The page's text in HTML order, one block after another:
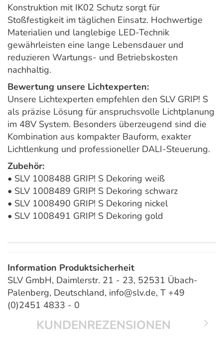
Konstruktion mit IK02 Schutz sorgt für
Stoßfestigkeit im täglichen Einsatz. Hochwertige
Materialien und langlebige LED-Technik
gewährleisten eine lange Lebensdauer und
reduzieren Wartungs- und Betriebskosten
nachhaltig.
Bewertung unsere Lichtexperten:
Unsere Lichtexperten empfehlen den SLV GRIP! S
als präzise Lösung für anspruchsvolle Lichtplanung
im 48V System. Besonders überzeugend sind die
Kombination aus kompakter Bauform, exakter
Lichtlenkung und professioneller DALI-Steuerung.
Zubehör:
• SLV 1008488 GRIP! S Dekoring weiß
• SLV 1008489 GRIP! S Dekoring schwarz
• SLV 1008490 GRIP! S Dekoring nickel
• SLV 1008491 GRIP! S Dekoring gold
Information Produktsicherheit
SLV GmbH, Daimlerstr. 21 - 23, 52531 Übach-
Palenberg, Deutschland, info@slv.de, T +49
(0)2451 4833 - 0
KUNDENREZENSIONEN